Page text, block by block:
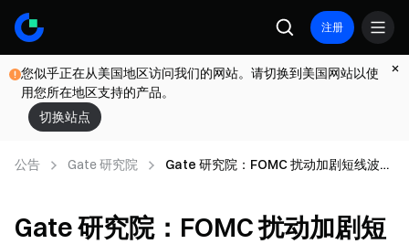
注册
您似乎正在从美国地区访问我们的网站。请切换到美国网站以使
用您所在地区支持的产品。
切换站点
公告 Gate 研究院
Gate 研究院：FOMC 扰动加剧短线波
Gate 研究院：FOMC 扰动加剧短